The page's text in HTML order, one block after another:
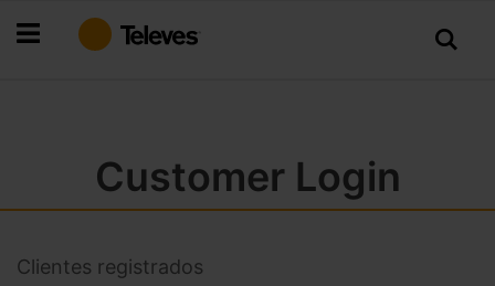
al
Customer Login
Clientes registrados